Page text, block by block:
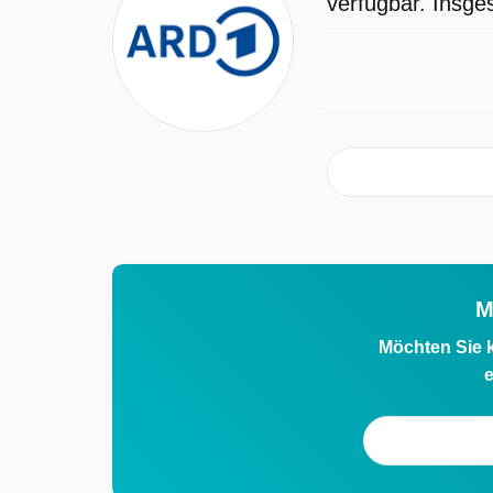
Escort Service arbeitet, aber in seiner
Nähe fühlt sie sich rundum wohl, zumal
er sich als einfühlsamer
Gesprächspartner erweist. Für
Constanze der Beginn einer
prompt: Ihr Mann Anton erhält einen
anonymen Umschlag mit dem Link zu
Möchten Sie